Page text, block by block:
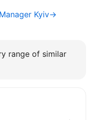
Kyiv→
range of similar